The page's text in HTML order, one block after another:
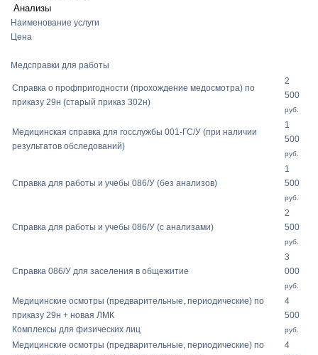
Анализы
Наименование услуги
Цена
Медсправки для работы
Справка о профпригодности (прохождение медосмотра) по
приказу 29н (старый приказ 302н)
2
500
руб.
Медицинская справка для госслужбы 001-ГС/У (при наличии
результатов обследований)
1
500
руб.
Справка для работы и учебы 086/У (без анализов)
1
500
руб.
Справка для работы и учебы 086/У (с анализами)
2
500
руб.
Справка 086/У для заселения в общежитие
3
000
руб.
Медицинские осмотры (предварительные, периодические) по
приказу 29н + новая ЛМК
Комплексы для физических лиц
4
500
руб.
Медицинские осмотры (предварительные, периодические) по
4